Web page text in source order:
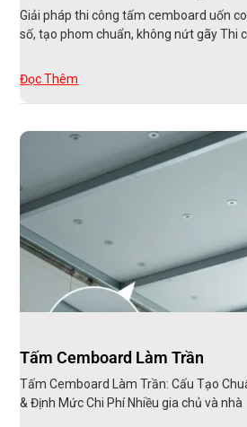
Giải pháp thi công tấm cemboard uốn
số, tạo phom chuẩn, không nứt gãy Thi
Đọc Thêm
Tấm Cemboard Làm Trần
Tấm Cemboard Làm Trần: Cấu Tạo
& Định Mức Chi Phí Nhiều gia chủ và nhà